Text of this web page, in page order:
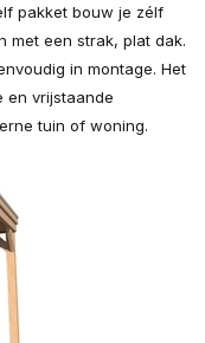
pakket bouw je zélf
met een strak, plat dak.
in montage. Het
en vrijstaande
tuin of woning.